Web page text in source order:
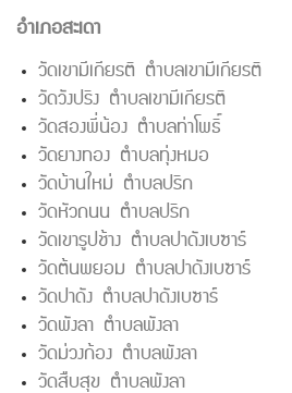
อำเภอสะเดา
วัดเขามีเกียรติ ตำบลเขามีเกียรติ
วัดวังปริง ตำบลเขามีเกียรติ
วัดสองพี่น้อง ตำบลท่าโพธิ์
วัดยางทอง ตำบลทุ่งหมอ
วัดบ้านใหม่ ตำบลปริก
วัดหัวถนน ตำบลปริก
วัดเขารูปช้าง ตำบลปาดังเบซาร์
วัดต้นพยอม ตำบลปาดังเบซาร์
วัดปาดัง ตำบลปาดังเบซาร์
วัดพังลา ตำบลพังลา
วัดม่วงก้อง ตำบลพังลา
วัดสืบสุข ตำบลพังลา